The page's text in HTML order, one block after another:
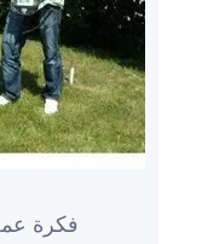
فكرة